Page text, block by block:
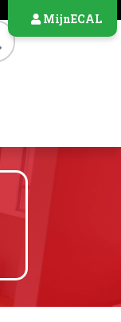
MijnECAL
Zoeken